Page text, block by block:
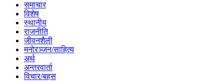
समाचार
विशेष
स्थानीय
राजनीति
जीवनशैली
मनोरञ्जन/साहित्य
अर्थ
अन्तरवार्ता
विचार/बहस